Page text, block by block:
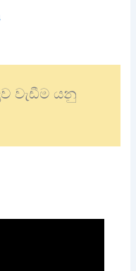
වැඩීම යනු